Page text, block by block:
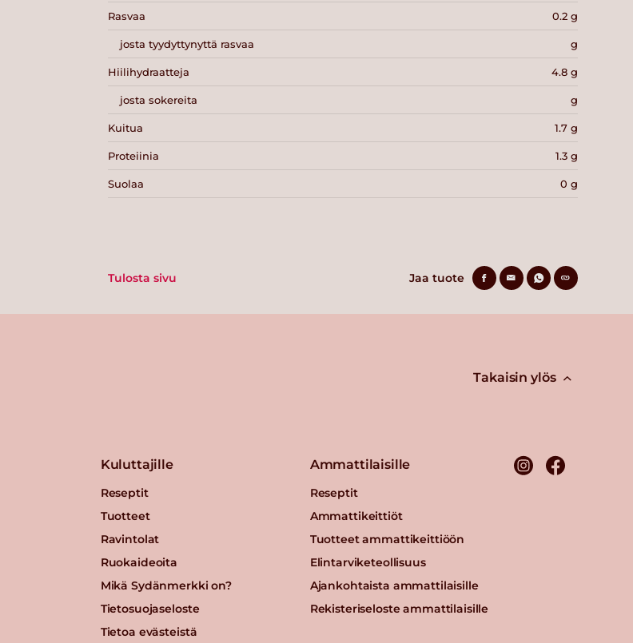
Rasvaa 0.2 g
josta tyydyttynyttä rasvaa g
Hiilihydraatteja 4.8 g
josta sokereita g
Kuitua 1.7 g
Proteiinia 1.3 g
Suolaa 0 g
Tulosta sivu Jaa tuote
Takaisin ylös
Kuluttajille
Reseptit
Tuotteet
Ravintolat
Ruokaideoita
Mikä Sydänmerkki on?
Tietosuojaseloste
Tietoa evästeistä
Ammattilaisille
Reseptit
Ammattikeittiöt
Tuotteet ammattikeittiöön
Elintarviketeollisuus
Ajankohtaista ammattilaisille
Rekisteriseloste ammattilaisille